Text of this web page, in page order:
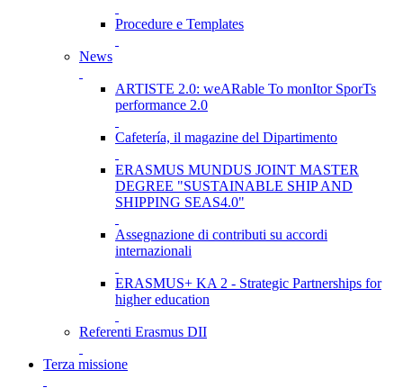
Procedure e Templates
News
ARTISTE 2.0: weARable To monItor SporTs
performance 2.0
Cafetería, il magazine del Dipartimento
ERASMUS MUNDUS JOINT MASTER
DEGREE "SUSTAINABLE SHIP AND
SHIPPING SEAS4.0"
Assegnazione di contributi su accordi
internazionali
ERASMUS+ KA 2 - Strategic Partnerships for
higher education
Referenti Erasmus DII
Terza missione